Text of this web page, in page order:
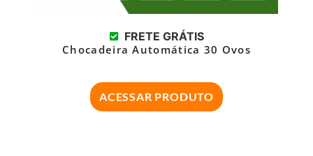
FRETE GRÁTIS
Chocadeira Automática 30 Ovos
ACESSAR PRODUTO